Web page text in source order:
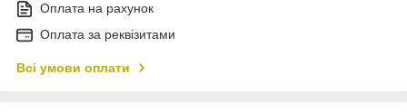
Оплата на рахунок
Оплата за реквізитами
Всі умови оплати